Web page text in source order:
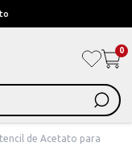
com juros
0
de Acetato para